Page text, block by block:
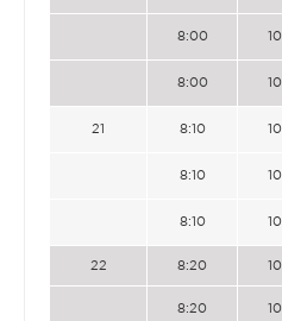
8:00 10
8:00 10
21 8:10 10
8:10 10
8:10 10
22 8:20 10
8:20 10